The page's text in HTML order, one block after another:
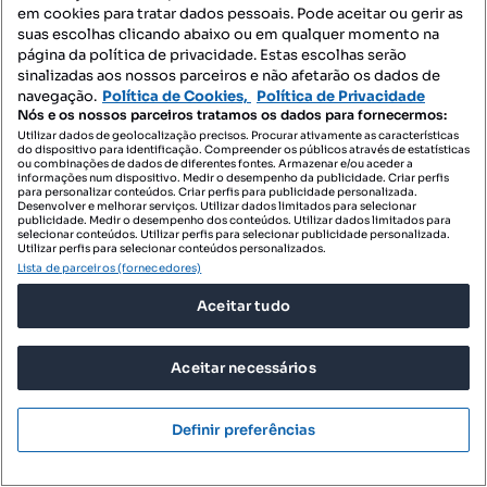
Preço por metro quadrado
110.87 m²
Andar rés do chão
Garvetur - Mediação Imobiliária
Profissional
6 250 000 €5553,83 €/m²
em cookies para tratar dados pessoais. Pode aceitar ou gerir as
suas escolhas clicando abaixo ou em qualquer momento na
página da política de privacidade. Estas escolhas serão
sinalizadas aos nossos parceiros e não afetarão os dados de
navegação. Política de Cookies, Política de Privacidade
Nós e os nossos parceiros tratamos os dados para fornecermos:
Utilizar dados de geolocalização precisos. Procurar ativamente as características
do dispositivo para identificação. Compreender os públicos através de estatísticas
ou combinações de dados de diferentes fontes. Armazenar e/ou aceder a
informações num dispositivo. Medir o desempenho da publicidade. Criar perfis
para personalizar conteúdos. Criar perfis para publicidade personalizada.
Desenvolver e melhorar serviços. Utilizar dados limitados para selecionar
publicidade. Medir o desempenho dos conteúdos. Utilizar dados limitados para
selecionar conteúdos. Utilizar perfis para selecionar publicidade personalizada.
Utilizar perfis para selecionar conteúdos personalizados.
Lista de parceiros (fornecedores)
Aceitar tudo
Aceitar necessários
Definir preferências